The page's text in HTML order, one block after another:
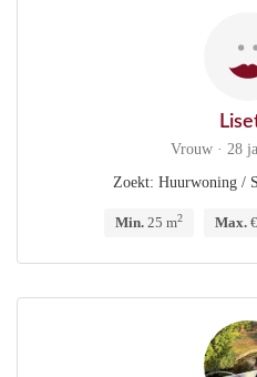
Vrouw · 28
Zoekt: Huurwoning /
Min. 25 m2 Max.